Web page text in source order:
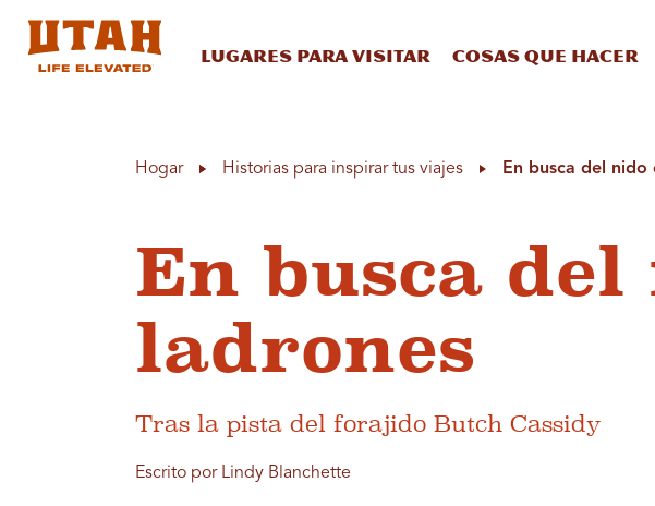
Lugares para visitar Cosas que hacer
Hogar Historias para inspirar tus viajes En busca del nido
En busca del
ladrones
Tras la pista del forajido Butch Cassidy
Escrito por Lindy Blanchette